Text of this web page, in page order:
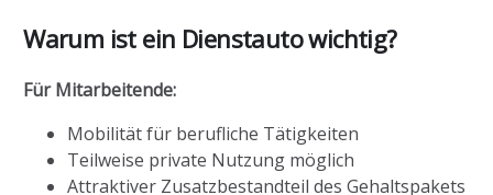
Warum ist ein Dienstauto wichtig?
Für Mitarbeitende:
Mobilität für berufliche Tätigkeiten
Teilweise private Nutzung möglich
Attraktiver Zusatzbestandteil des Gehaltspakets